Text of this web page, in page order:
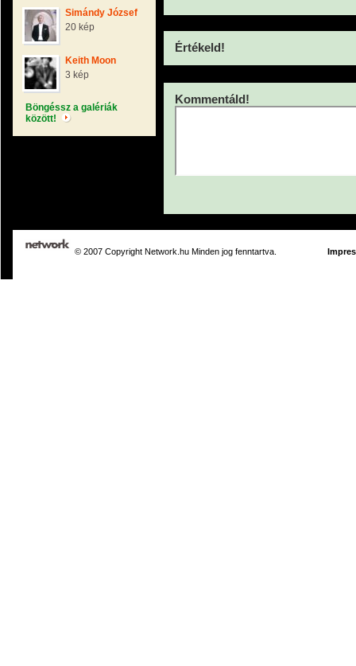
Simándy József
20 kép
Keith Moon
3 kép
Böngéssz a galériák
között!
Értékeld!
Kommentáld!
© 2007 Copyright Network.hu Minden jog fenntartva.